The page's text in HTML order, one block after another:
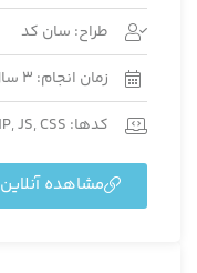
طراح: سان کد
زمان انجام: 3 سال
کدها: PHP, JS, CSS
مشاهده آنلاین